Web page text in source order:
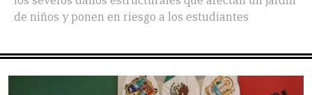
de niños y ponen en riesgo a los estudiantes